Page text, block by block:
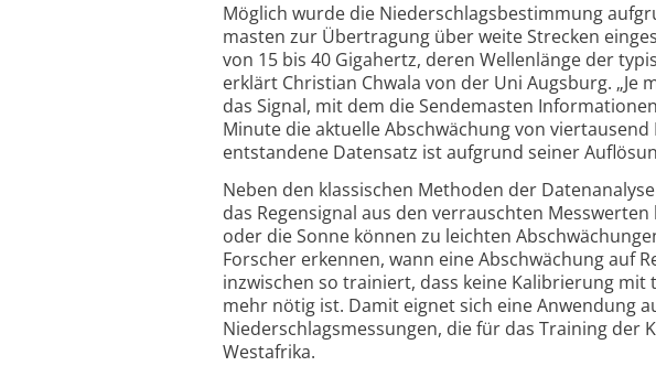
Möglich wurde die Niederschlags­bestimmung
masten zur Über­tragung über weite Strecken
von 15 bis 40 Gigahertz, deren Wellen­länge der
erklärt Christian Chwala von der Uni Augsburg.
das Signal, mit dem die Sende­masten
Minute die aktuelle Abschwächung von
entstandene Datensatz ist aufgrund seiner
Neben den klassischen Methoden der
das Regen­signal aus den verrauschten
oder die Sonne können zu leichten
Forscher erkennen, wann eine Abschwächung auf
inzwischen so trainiert, dass keine Kalibrierung
mehr nötig ist. Damit eignet sich eine Anwendung
Niederschlags­messungen, die für das Training der
Westafrika.